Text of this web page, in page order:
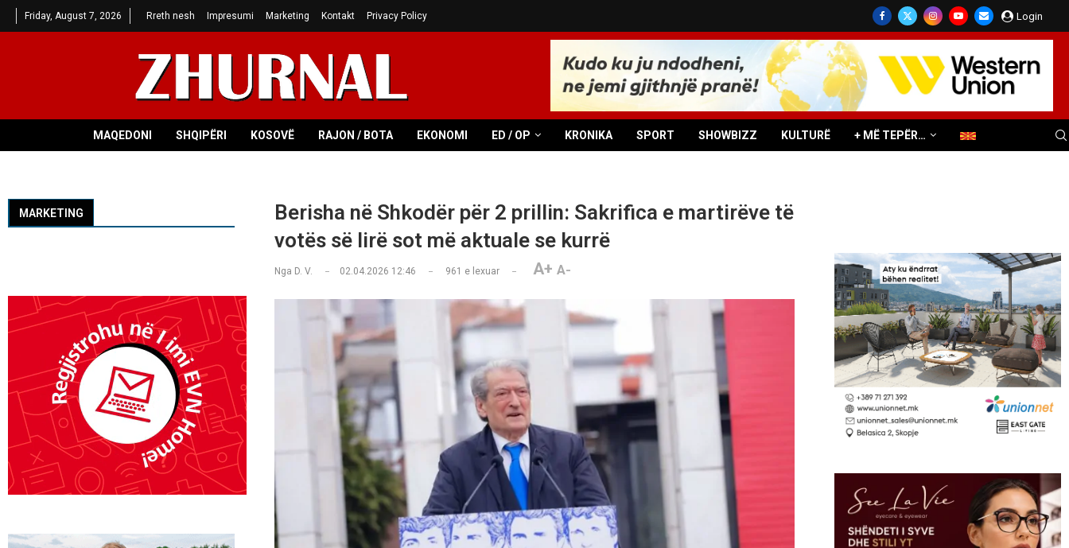
Friday, August 7, 2026 Rreth nesh Impresumi Marketing Kontakt Privacy Policy Login
MAQEDONI SHQIPËRI KOSOVË RAJON / BOTA EKONOMI ED / OP KRONIKA SPORT SHOWBIZZ KULTURË + MË TEPËR…
Berisha në Shkodër për 2 prillin: Sakrifica e martirëve të
votës së lirë sot më aktuale se kurrë
Nga D. V. 02.04.2026 12:46 961 e lexuar A+ A-
MARKETING